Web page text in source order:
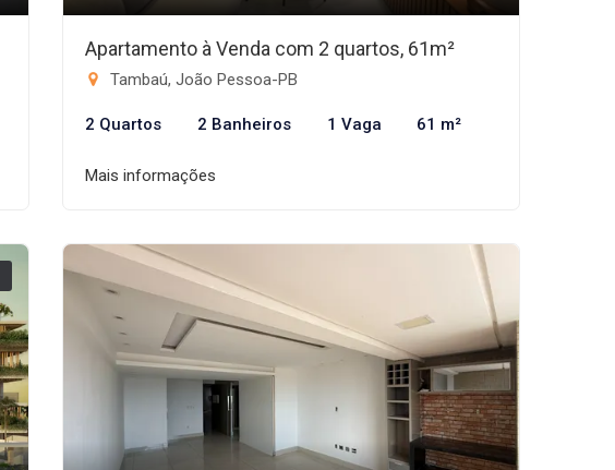
Apartamento à Venda com 2 quartos, 61m²
Tambaú, João Pessoa-PB
2 Quartos 2 Banheiros 1 Vaga 61 m²
Mais informações